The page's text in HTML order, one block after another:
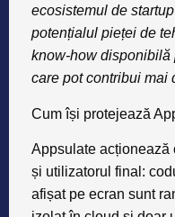
ecosistemul de
potențialul pieței de
know-how disponibilă
care pot contribui mai
Cum își protejează
Appsulate acționează
și utilizatorul final:
afișat pe ecran sunt